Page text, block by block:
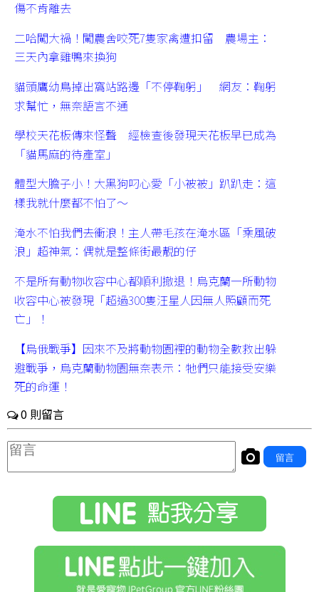
傷不肯離去
二哈闖大禍！闖農舍咬死7隻家禽遭扣留 農場主：
三天內拿雞鴨來換狗
貓頭鷹幼鳥掉出窩站路邊「不停鞠躬」 網友：鞠躬
求幫忙，無奈語言不通
學校天花板傳來怪聲 經檢查後發現天花板早已成為
「貓馬麻的待產室」
體型大膽子小！大黑狗叼心愛「小被被」趴趴走：這
樣我就什麼都不怕了～
淹水不怕我們去衝浪！主人帶毛孩在淹水區「乘風破
浪」超神氣：偶就是整條街最靚的仔
不是所有動物收容中心都順利撤退！烏克蘭一所動物
收容中心被發現「超過300隻汪星人因無人照顧而死
亡」！
【烏俄戰爭】因來不及將動物園裡的動物全數救出躲
避戰爭，烏克蘭動物園無奈表示：牠們只能接受安樂
死的命運！